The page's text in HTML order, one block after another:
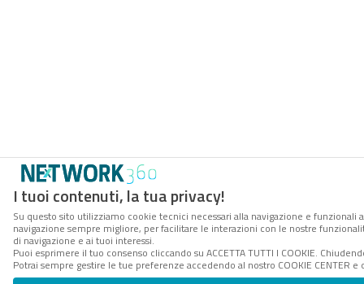
I tuoi contenuti, la tua privacy!
Su questo sito utilizziamo cookie tecnici necessari alla navigazione e
navigazione sempre migliore, per facilitare le interazioni con le nostre
di navigazione e ai tuoi interessi.
Puoi esprimere il tuo consenso cliccando su ACCETTA TUTTI I COOKIE.
Potrai sempre gestire le tue preferenze accedendo al nostro COOKIE